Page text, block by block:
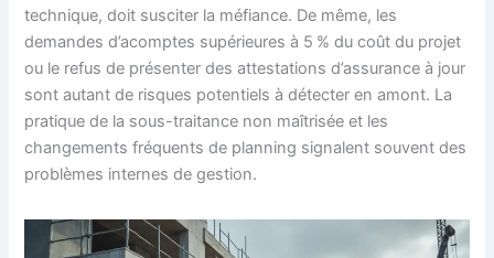
technique, doit susciter la méfiance. De même, les
demandes d’acomptes supérieures à 5 % du coût du projet
ou le refus de présenter des attestations d’assurance à jour
sont autant de risques potentiels à détecter en amont. La
pratique de la sous-traitance non maîtrisée et les
changements fréquents de planning signalent souvent des
problèmes internes de gestion.